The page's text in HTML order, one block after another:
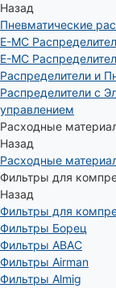
Назад
Пневматические
E-MC
E-MC
Распределители и
Распределители с
управлением
Расходные
Назад
Расходные
Фильтры для
Назад
Фильтры для
Фильтры Борец
Фильтры ABAC
Фильтры Airman
Фильтры Almig